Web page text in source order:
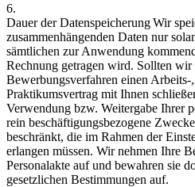
6.
Dauer der Datenspeicherung Wir
zusammenhängenden Daten nur
sämtlichen zur Anwendung
Rechnung getragen wird. Sollten
Bewerbungsverfahren einen
Praktikumsvertrag mit Ihnen
Verwendung bzw. Weitergabe Ihrer
rein beschäftigungsbezogene
beschränkt, die im Rahmen der
erlangen müssen. Wir nehmen Ihre
Personalakte auf und bewahren sie
gesetzlichen Bestimmungen auf.